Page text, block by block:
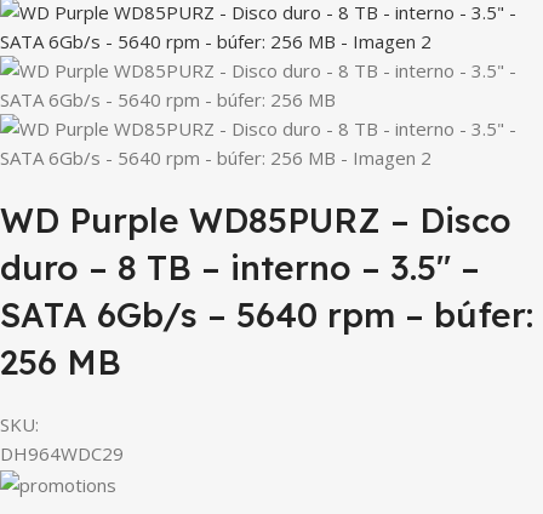
WD Purple WD85PURZ – Disco
duro – 8 TB – interno – 3.5″ –
SATA 6Gb/s – 5640 rpm – búfer:
256 MB
SKU:
DH964WDC29